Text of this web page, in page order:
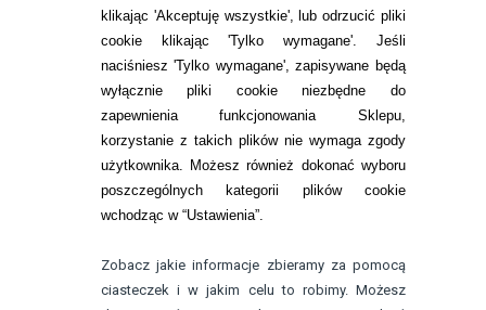
klikając 'Akceptuję wszystkie', lub odrzucić pliki
cookie klikając 'Tylko wymagane'. Jeśli
naciśniesz 'Tylko wymagane', zapisywane będą
wyłącznie pliki cookie niezbędne do
zapewnienia funkcjonowania Sklepu,
korzystanie z takich plików nie wymaga zgody
użytkownika. Możesz również dokonać wyboru
poszczególnych kategorii plików cookie
wchodząc w “Ustawienia”.
Zobacz jakie informacje zbieramy za pomocą
ciasteczek i w jakim celu to robimy. Możesz
Zwrot (odstąpienie od umowy)
ZMIEŃ USTAWIENIA ZGODY NA CIASTECZKA
KONTAKT
telefon:
22 113 44 42
telefon:
732 08 08 72
kontakt@bezokularow.pl